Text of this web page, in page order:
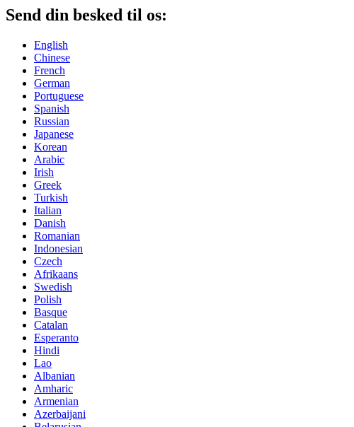
Send din besked til os:
English
Chinese
French
German
Portuguese
Spanish
Russian
Japanese
Korean
Arabic
Irish
Greek
Turkish
Italian
Danish
Romanian
Indonesian
Czech
Afrikaans
Swedish
Polish
Basque
Catalan
Esperanto
Hindi
Lao
Albanian
Amharic
Armenian
Azerbaijani